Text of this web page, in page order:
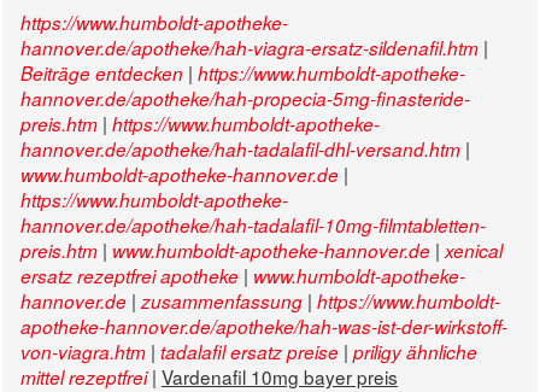
https://www.humboldt-apotheke-
hannover.de/apotheke/hah-viagra-ersatz-sildenafil.htm |
Beiträge entdecken | https://www.humboldt-apotheke-
hannover.de/apotheke/hah-propecia-5mg-finasteride-
preis.htm | https://www.humboldt-apotheke-
hannover.de/apotheke/hah-tadalafil-dhl-versand.htm |
www.humboldt-apotheke-hannover.de |
https://www.humboldt-apotheke-
hannover.de/apotheke/hah-tadalafil-10mg-filmtabletten-
preis.htm | www.humboldt-apotheke-hannover.de | xenical
ersatz rezeptfrei apotheke | www.humboldt-apotheke-
hannover.de | zusammenfassung | https://www.humboldt-
apotheke-hannover.de/apotheke/hah-was-ist-der-wirkstoff-
von-viagra.htm | tadalafil ersatz preise | priligy ähnliche
mittel rezeptfrei| Vardenafil 10mg bayer preis